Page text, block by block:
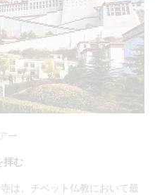
ー
拝む
は、チベット仏教において最